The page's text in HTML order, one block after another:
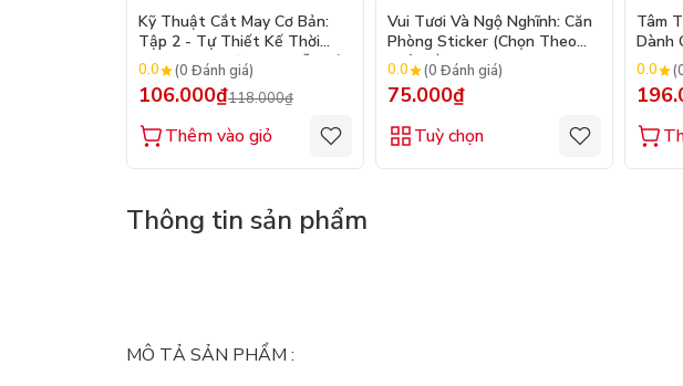
- 10%
Kỹ Thuật Cắt May Cơ Bản:
Tập 2 - Tự Thiết Kế Thời
Trang Nam Nữ - Tạo Mẫu Rập
- Kỹ Thuật Nhảy Size
0.0 (0 Đánh giá)
106.000₫118.000₫
Thêm vào giỏ
Vui Tươi Và Ngộ Nghĩnh: Căn
Phòng Sticker (Chọn Theo
Chủ Đề) - Hơn 250 Sticker
0.0 (0 Đánh giá)
75.000₫
Tuỳ chọn
Tâm
Dành
2026)
0.0
Thông tin sản phẩm
MÔ TẢ SẢN PHẨM :